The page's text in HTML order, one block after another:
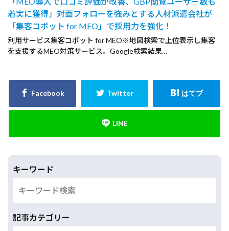
着実に獲得」対面フォローを強みとする人材派遣会社が
「集客コボット for MEO」で採用力を強化！
利用サービス集客コボット for MEO※地図検索で上位表示し集客
を支援するMEO対策サービス。Google検索結果…
キーワード
記事カテゴリー